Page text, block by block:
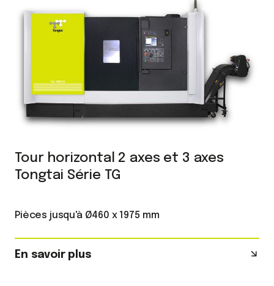
Tour horizontal 2 axes et 3 axes
Tongtai Série TG
Pièces jusqu'à Ø460 x 1975 mm
En savoir plus